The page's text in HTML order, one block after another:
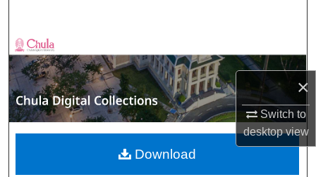
×
Switch to
desktopview
Browse Collections
My Account
About
Digital Commons Network™
Download